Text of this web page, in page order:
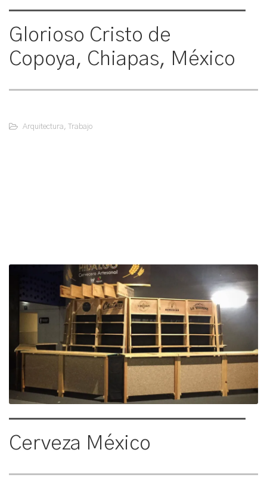
Glorioso Cristo de
Copoya, Chiapas, México
Arquitectura, Trabajo
Cerveza México